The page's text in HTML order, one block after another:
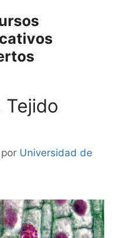
Tejido
por Universidad de